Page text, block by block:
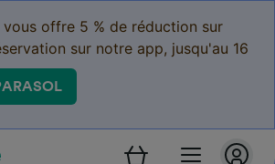
vous offre 5 % de réduction sur
sur notre app, jusqu'au 16